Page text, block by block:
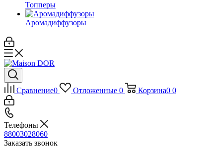
Топперы
Аромадиффузоры
Сравнение0 Отложенные 0 Корзина0 0
Телефоны
88003028060
Заказать звонок